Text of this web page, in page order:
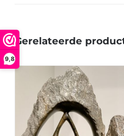
9,8
Gerelateerde